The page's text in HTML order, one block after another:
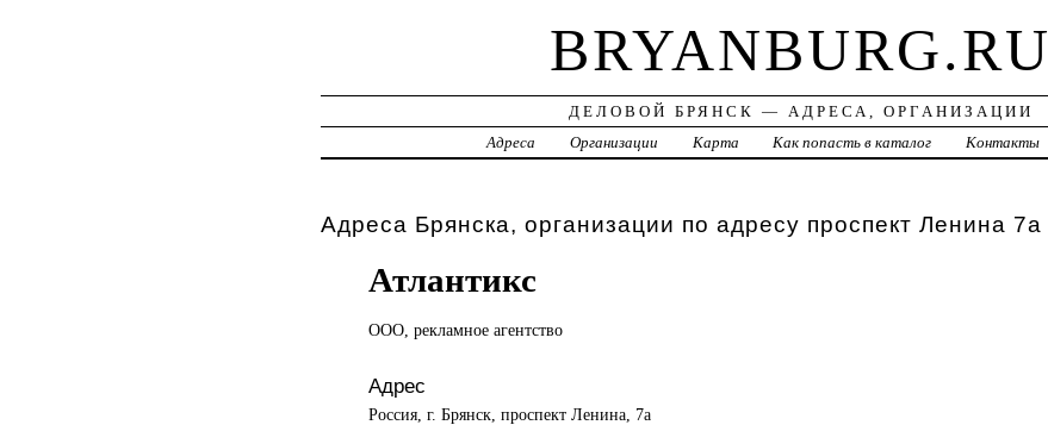
BRYANBURG.RU
ДЕЛОВОЙ БРЯНСК — АДРЕСА, ОРГАНИЗАЦИИ
Адреса
Организации Карта Как попасть в каталог Контакты
Адреса Брянска, организации по адресу проспект Ленина 7а
Атлантикс
ООО, рекламное агентство
Адрес
Россия, г. Брянск, проспект Ленина, 7а